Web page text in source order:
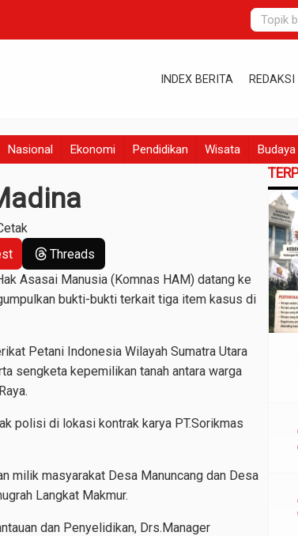
INDEX BERITA REDAKSI
Nasional Ekonomi Pendidikan Wisata Budaya
Threads
Asasai Manusia (Komnas HAM) datang ke
bukti-bukti terkait tiga item kasus di
Petani Indonesia Wilayah Sumatra Utara
sengketa kepemilikan tanah antara warga
polisi di lokasi kontrak karya PT.Sorikmas
milik masyarakat Desa Manuncang dan Desa
Langkat Makmur.
dan Penyelidikan, Drs.Manager